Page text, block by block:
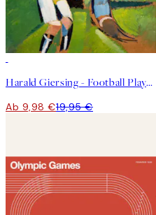
Harald Giersing - Football Players Poster
Ab 9,98 €19,95 €